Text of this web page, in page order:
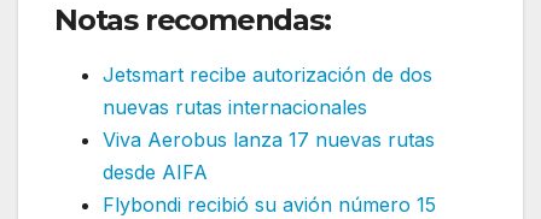
Notas recomendas:
Jetsmart recibe autorización de dos
nuevas rutas internacionales
Viva Aerobus lanza 17 nuevas rutas
desde AIFA
Flybondi recibió su avión número 15